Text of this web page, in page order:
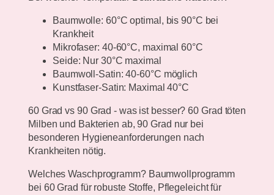
Baumwolle: 60°C optimal, bis 90°C bei
Krankheit
Mikrofaser: 40-60°C, maximal 60°C
Seide: Nur 30°C maximal
Baumwoll-Satin: 40-60°C möglich
Kunstfaser-Satin: Maximal 40°C
60 Grad vs 90 Grad - was ist besser? 60 Grad töten
Milben und Bakterien ab, 90 Grad nur bei
besonderen Hygieneanforderungen nach
Krankheiten nötig.
Welches Waschprogramm?Baumwollprogramm
bei 60 Grad für robuste Stoffe, Pflegeleicht für